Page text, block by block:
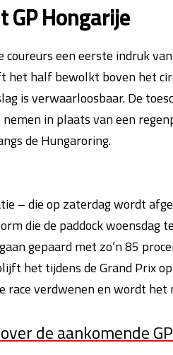
GP Hongarije
coureurs een eerste indruk
half bewolkt boven het
is verwaarloosbaar. De
in plaats van een
de Hungaroring.
– die op zaterdag wordt
die de paddock
gepaard met zo’n 85
het tijdens de Grand Prix
race verdwenen en wordt het
de aankomende